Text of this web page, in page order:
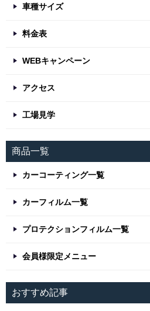
車種サイズ
料金表
WEBキャンペーン
アクセス
工場見学
商品一覧
カーコーティング一覧
カーフィルム一覧
プロテクションフィルム一覧
会員様限定メニュー
おすすめ記事